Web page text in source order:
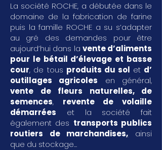
La société ROCHE, a débutée dans le
domaine de la fabrication de farine
puis la famille ROCHE a su s’adapter
au gré des demandes pour être
aujourd’hui dans la vente d’aliments
pour le bétail d’élevage et basse
cour, de tous produits du sol et d’
outillages agricoles en général,
vente de fleurs naturelles, de
semences, revente de volaille
démarrées et la société fait
également des transports publics
routiers de marchandises, ainsi
que du stockage...